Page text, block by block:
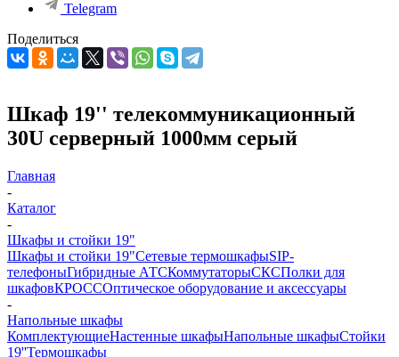
Telegram
Поделиться
Шкаф 19'' телекоммуникационный
30U серверный 1000мм серый
Главная
-
Каталог
-
Шкафы и стойки 19"
Шкафы и стойки 19"Сетевые термошкафыSIP-
телефоныГибридные АТСКоммутаторыСКСПолки для
шкафовКРОССОптическое оборудование и аксессуары
-
Напольные шкафы
КомплектующиеНастенные шкафыНапольные шкафыСтойки
19''Термошкафы